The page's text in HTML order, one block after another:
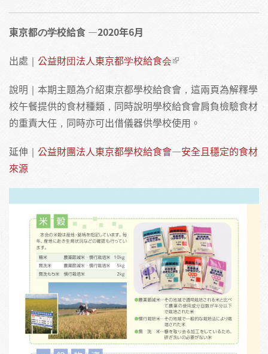
東京都の学校給食 ​—2020年6月
出處｜ 公益財団法人東京都学校給食会​
說明｜本期主題為介紹東京都學校給食會，這兩頁為解釋學
校午餐提供的食材種類，同時說明學校給食會肩負檢驗食材
的重責大任，同時亦可出借儀器供學校使用。
延伸｜ 公益財團法人東京都學校給食會—安全且穩定的食材
來源